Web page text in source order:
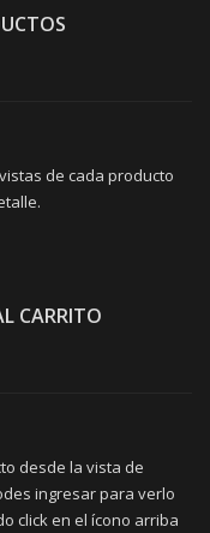
de cada producto
CARRITO
desde la vista de
ingresar para verlo
click en el ícono arriba